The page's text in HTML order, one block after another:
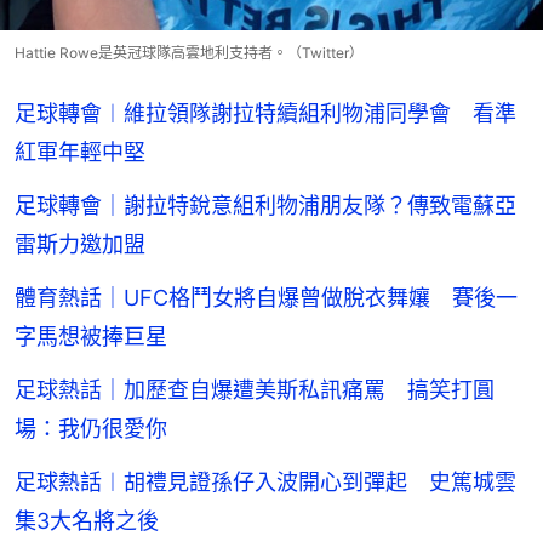
Hattie Rowe是英冠球隊高雲地利支持者。（Twitter）
足球轉會︱維拉領隊謝拉特續組利物浦同學會 看準
紅軍年輕中堅
足球轉會｜謝拉特銳意組利物浦朋友隊？傳致電蘇亞
雷斯力邀加盟
體育熱話｜UFC格鬥女將自爆曾做脫衣舞孃 賽後一
字馬想被捧巨星
足球熱話｜加歷查自爆遭美斯私訊痛罵 搞笑打圓
場：我仍很愛你
足球熱話︱胡禮見證孫仔入波開心到彈起 史篤城雲
集3大名將之後